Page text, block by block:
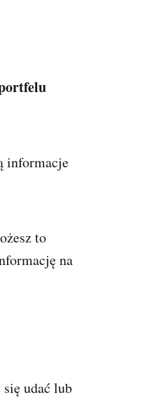
informacje
to
na
udać lub